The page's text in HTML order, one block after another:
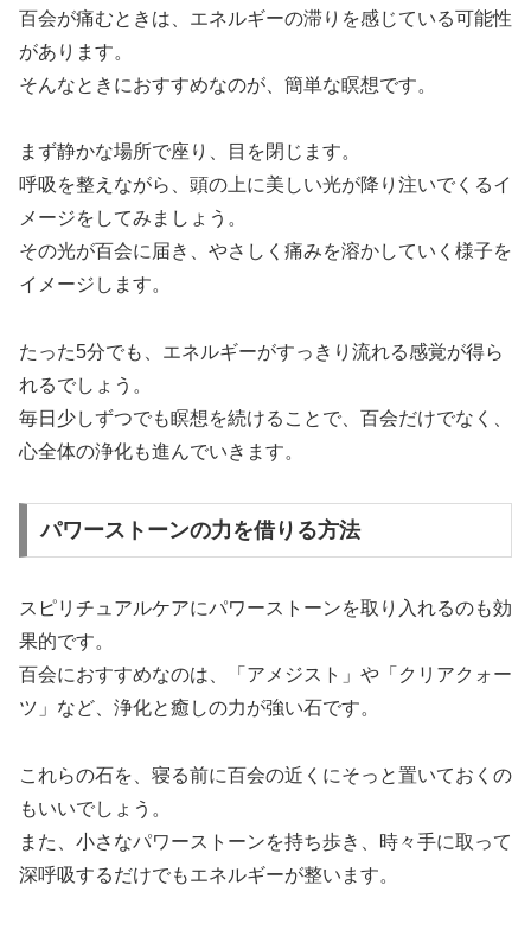
百会が痛むときは、エネルギーの滞りを感じている可能性
があります。
そんなときにおすすめなのが、簡単な瞑想です。
まず静かな場所で座り、目を閉じます。
呼吸を整えながら、頭の上に美しい光が降り注いでくるイ
メージをしてみましょう。
その光が百会に届き、やさしく痛みを溶かしていく様子を
イメージします。
たった5分でも、エネルギーがすっきり流れる感覚が得ら
れるでしょう。
毎日少しずつでも瞑想を続けることで、百会だけでなく、
心全体の浄化も進んでいきます。
パワーストーンの力を借りる方法
スピリチュアルケアにパワーストーンを取り入れるのも効
果的です。
百会におすすめなのは、「アメジスト」や「クリアクォー
ツ」など、浄化と癒しの力が強い石です。
これらの石を、寝る前に百会の近くにそっと置いておくの
もいいでしょう。
また、小さなパワーストーンを持ち歩き、時々手に取って
深呼吸するだけでもエネルギーが整います。